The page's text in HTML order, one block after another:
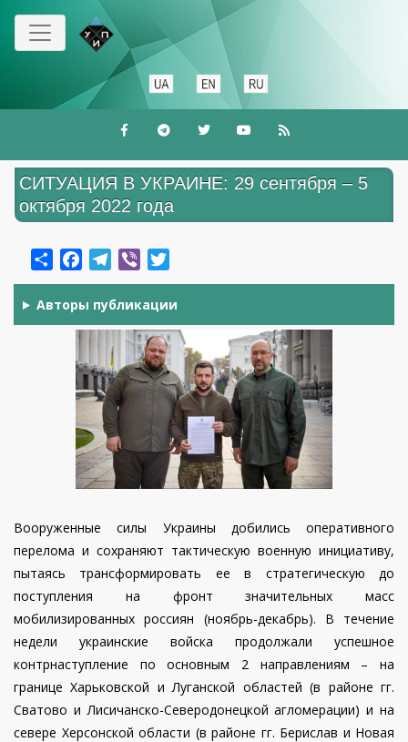
Перейти
основному
СИТУАЦИЯ В УКРАИНЕ: 29 сентября – 5
октября 2022 года
ShareFacebookTelegram
Viber
Авторы публикации
Вооруженные силы Украины добились оперативного
перелома и сохраняют тактическую военную инициативу,
пытаясь трансформировать ее в стратегическую до
поступления на фронт значительных масс
мобилизированных россиян (ноябрь-декабрь). В течение
недели украинские войска продолжали успешное
контрнаступление по основным 2 направлениям – на
границе Харьковской и Луганской областей (в районе гг.
Сватово и Лисичанско-Северодонецкой агломерации) и на
севере Херсонской области (в районе гг. Берислав и Новая